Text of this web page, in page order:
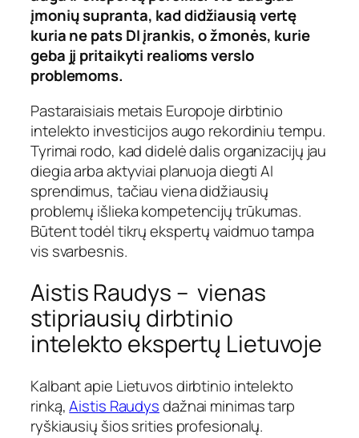
įmonių supranta, kad didžiausią vertę
kuria ne pats DI įrankis, o žmonės, kurie
geba jį pritaikyti realioms verslo
problemoms.
Pastaraisiais metais Europoje dirbtinio
intelekto investicijos augo rekordiniu tempu.
Tyrimai rodo, kad didelė dalis organizacijų jau
diegia arba aktyviai planuoja diegti AI
sprendimus, tačiau viena didžiausių
problemų išlieka kompetencijų trūkumas.
Būtent todėl tikrų ekspertų vaidmuo tampa
vis svarbesnis.
Aistis Raudys – vienas
stipriausių dirbtinio
intelekto ekspertų Lietuvoje
Kalbant apie Lietuvos dirbtinio intelekto
rinką,Aistis Raudysdažnai minimas tarp
ryškiausių šios srities profesionalų.